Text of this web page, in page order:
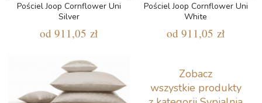
Pościel Joop Cornflower Uni
Silver
od 911,05 zł
Pościel Joop Cornflower Uni
White
od 911,05 zł
Zobacz
wszystkie produkty